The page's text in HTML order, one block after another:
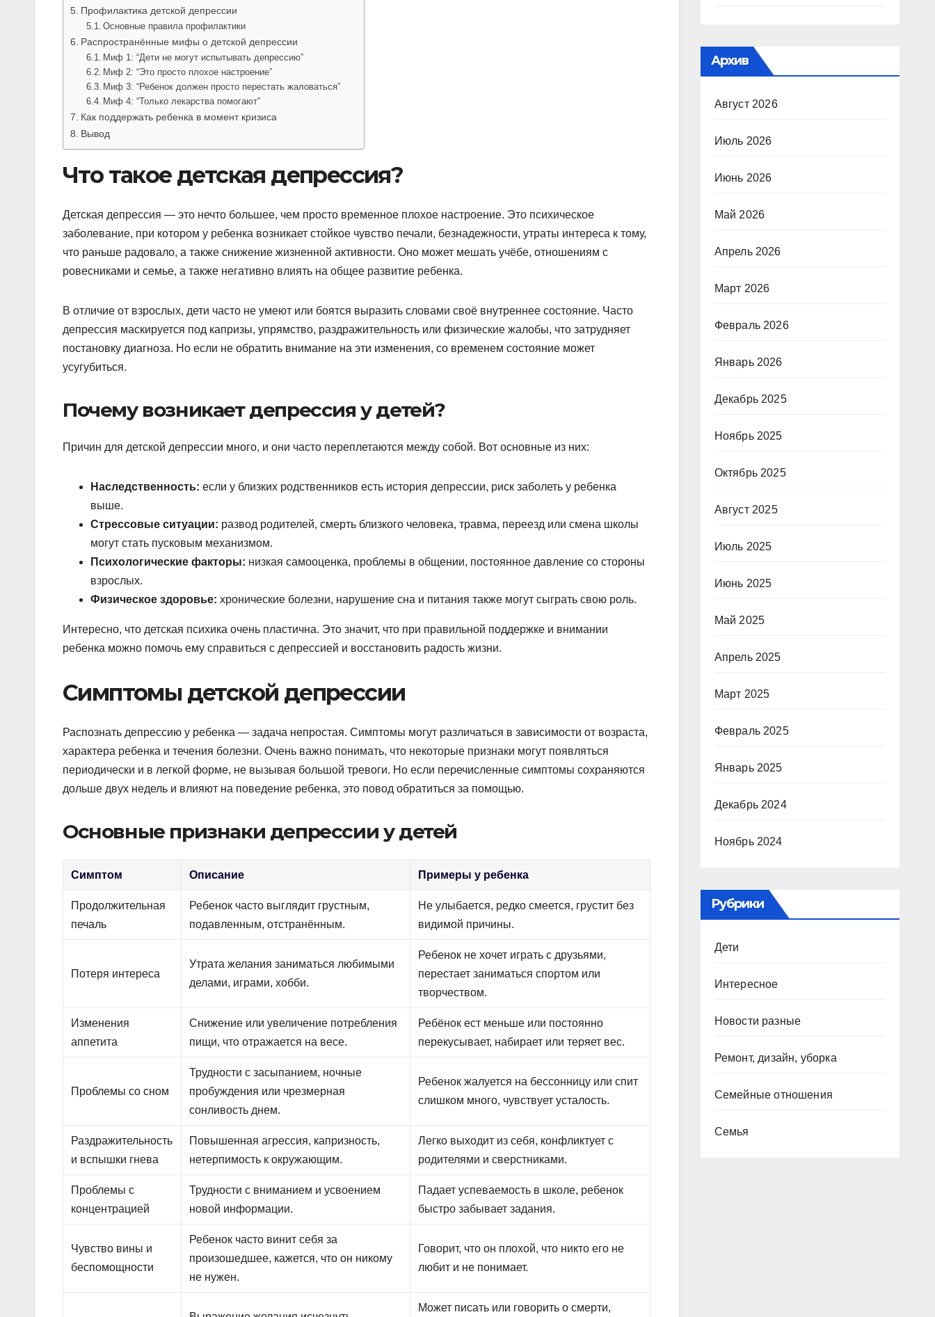
Профилактика детской депрессии
Основные правила профилактики
Распространённые мифы о детской депрессии
Миф 1: “Дети не могут испытывать депрессию”
Миф 2: “Это просто плохое настроение”
Миф 3: “Ребенок должен просто перестать жаловаться”
Миф 4: “Только лекарства помогают”
Как поддержать ребенка в момент кризиса
Вывод
Что такое детская депрессия?
Детская депрессия — это нечто большее, чем просто временное плохое настроение. Это психическое
заболевание, при котором у ребенка возникает стойкое чувство печали, безнадежности, утраты интереса к тому,
что раньше радовало, а также снижение жизненной активности. Оно может мешать учёбе, отношениям с
ровесниками и семье, а также негативно влиять на общее развитие ребенка.
В отличие от взрослых, дети часто не умеют или боятся выразить словами своё внутреннее состояние. Часто
депрессия маскируется под капризы, упрямство, раздражительность или физические жалобы, что затрудняет
постановку диагноза. Но если не обратить внимание на эти изменения, со временем состояние может
усугубиться.
Почему возникает депрессия у детей?
Причин для детской депрессии много, и они часто переплетаются между собой. Вот основные из них:
Наследственность: если у близких родственников есть история депрессии, риск заболеть у ребенка
выше.
Стрессовые ситуации: развод родителей, смерть близкого человека, травма, переезд или смена школы
могут стать пусковым механизмом.
Психологические факторы: низкая самооценка, проблемы в общении, постоянное давление со стороны
взрослых.
Физическое здоровье: хронические болезни, нарушение сна и питания также могут сыграть свою роль.
Интересно, что детская психика очень пластична. Это значит, что при правильной поддержке и внимании
ребенка можно помочь ему справиться с депрессией и восстановить радость жизни.
Симптомы детской депрессии
Распознать депрессию у ребенка — задача непростая. Симптомы могут различаться в зависимости от возраста,
характера ребенка и течения болезни. Очень важно понимать, что некоторые признаки могут появляться
периодически и в легкой форме, не вызывая большой тревоги. Но если перечисленные симптомы сохраняются
дольше двух недель и влияют на поведение ребенка, это повод обратиться за помощью.
Основные признаки депрессии у детей
Симптом Описание Примеры у ребенка
Продолжительная
печаль
Ребенок часто выглядит грустным,
подавленным, отстранённым.
Не улыбается, редко смеется, грустит без
видимой причины.
Потеря интереса
Утрата желания заниматься любимыми
делами, играми, хобби.
Ребенок не хочет играть с друзьями,
перестает заниматься спортом или
творчеством.
Изменения
аппетита
Снижение или увеличение потребления
пищи, что отражается на весе.
Ребёнок ест меньше или постоянно
перекусывает, набирает или теряет вес.
Проблемы со сном
Трудности с засыпанием, ночные
пробуждения или чрезмерная
сонливость днем.
Ребенок жалуется на бессонницу или спит
слишком много, чувствует усталость.
Раздражительность
и вспышки гнева
Повышенная агрессия, капризность,
нетерпимость к окружающим.
Легко выходит из себя, конфликтует с
родителями и сверстниками.
Проблемы с
концентрацией
Трудности с вниманием и усвоением
новой информации.
Падает успеваемость в школе, ребенок
быстро забывает задания.
Чувство вины и
беспомощности
Ребенок часто винит себя за
произошедшее, кажется, что он никому
не нужен.
Говорит, что он плохой, что никто его не
любит и не понимает.
Может писать или говорить о смерти,
Архив
Август 2026
Июль 2026
Июнь 2026
Май 2026
Апрель 2026
Март 2026
Февраль 2026
Январь 2026
Декабрь 2025
Ноябрь 2025
Октябрь 2025
Август 2025
Июль 2025
Июнь 2025
Май 2025
Апрель 2025
Март 2025
Февраль 2025
Январь 2025
Декабрь 2024
Ноябрь 2024
Рубрики
Дети
Интересное
Новости разные
Ремонт, дизайн, уборка
Семейные отношения
Семья